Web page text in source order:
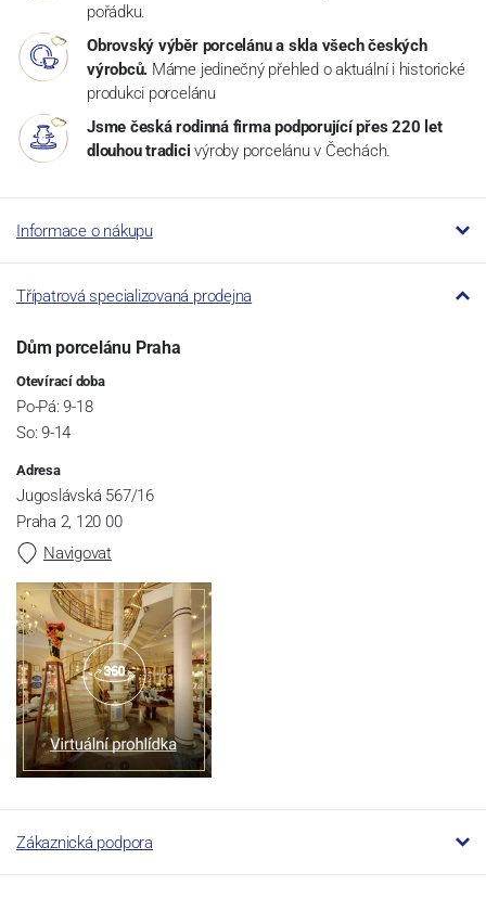
pořádku.
Obrovský výběr porcelánu a skla všech českých
výrobců. Máme jedinečný přehled o aktuální i historické
produkci porcelánu
Jsme česká rodinná firma podporující přes 220 let
dlouhou tradici výroby porcelánu v Čechách.
Informace o nákupu
Třípatrová specializovaná prodejna
Dům porcelánu Praha
Otevírací doba
Po-Pá: 9-18
So: 9-14
Adresa
Jugoslávská 567/16
Praha 2, 120 00
Navigovat
Zákaznická podpora